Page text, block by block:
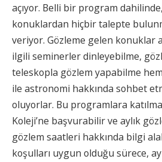
açıyor. Belli bir program
konuklardan hiçbir talepte
veriyor. Gözleme gelen konuklar
ilgili seminerler dinleyebilme,
teleskopla gözlem yapabilme
ile astronomi hakkında sohbet
oluyorlar. Bu programlara
Koleji’ne başvurabilir ve aylık
gözlem saatleri hakkında bilgi
koşulları uygun olduğu sürece,